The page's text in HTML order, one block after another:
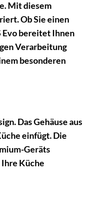
Mit diesem
Ob Sie einen
Evo bereitet Ihnen
Verarbeitung
besonderen
Das Gehäuse aus
einfügt. Die
Geräts
Küche